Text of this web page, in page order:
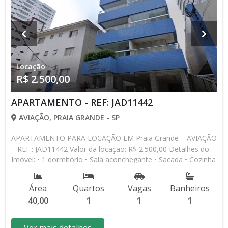
IMÓVEIS
Locação
R$ 2.500,00
APARTAMENTO - REF: JAD11442
AVIAÇÃO, PRAIA GRANDE - SP
APARTAMENTO PARA LOCAÇÃO EM Praia Grande – AVIAÇÃO
– REF.: JAD11442 Valor da locação: R$ 2.500,00 Detalhes do
Imóvel: • 1 dormitório • Sala aconchegante • Sacada • Cozinha
• 1 banheiro social • 1 vaga de garagem Área útil: 40,00 m²
Área total: 52,00 m² Tipo do imóvel: Apartamento padrão
Lazer no condomínio: • Salão de jogos Diferenciais:
Apartamento bem distribuído, ideal para quem busca
ventilação e luminosidade natural aos ambientes. Excelente
Área
40,00
Quartos
1
Vagas
1
Banheiros
1